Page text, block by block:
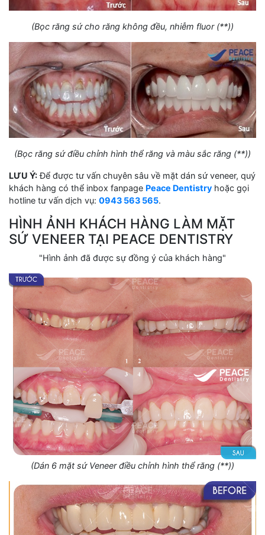
(Bọc răng sứ cho răng không đều, nhiễm fluor (**))
(Bọc răng sứ điều chỉnh hình thể răng và màu sắc răng (**))
LƯU Ý:Để được tư vấn chuyên sâu về mặt dán sứ veneer, quý
khách hàng có thể inbox fanpage Peace Dentistry hoặc gọi
hotline tư vấn dịch vụ: 0943 563 565.
HÌNH ẢNH KHÁCH HÀNG LÀM MẶT
SỨ VENEER TẠI PEACE DENTISTRY
"Hình ảnh đã được sự đồng ý của khách hàng"
(Dán 6 mặt sứ Veneer điều chỉnh hình thể răng (**))